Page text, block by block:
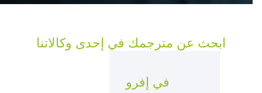
ابحث عن مترجمك في إحدى وكالاتنا
في إفرو